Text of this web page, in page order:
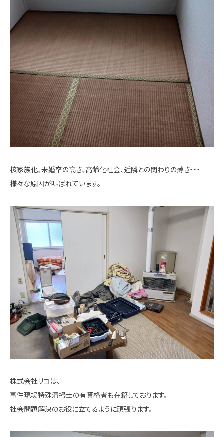
核家族化、未婚率の高さ、高齢化社会、近隣との関わりの薄さ・・・
様々な原因が叫ばれています。
株式会社リコは、
事件現場特殊清掃士の有資格者も在籍しております。
社会問題解決のお役に立てるように頑張ります。